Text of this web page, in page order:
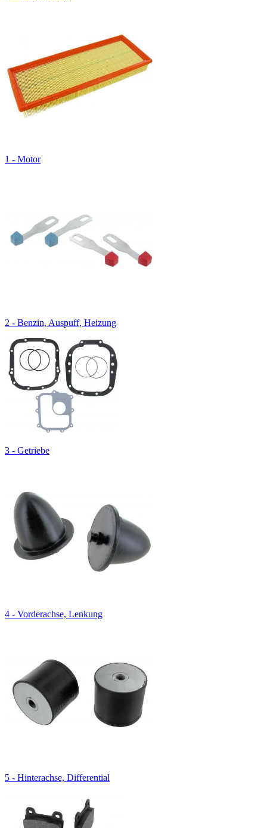
1 - Motor
2 - Benzin, Auspuff, Heizung
3 - Getriebe
4 - Vorderachse, Lenkung
5 - Hinterachse, Differential